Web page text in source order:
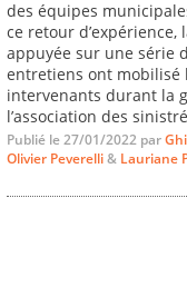
des équipes
ce retour d’expérience,
appuyée sur une série
entretiens ont mobilisé
intervenants durant la
l’association des
Publié le 27/01/2022 par
Olivier Peverelli& Lauriane